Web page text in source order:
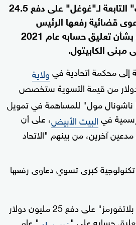
وافقت شركة "يوتيوب" التابعة لـ"غوغل" على دفع 24.5
قضائية رفعها الرئيس
الأميركي دونالد ترامب بشأن تعليق حسابه عام 2021
محكمة اتحادية فيولاية
دولار من قيمة التسوية ستخصص
مول" للمساهمة في تمويل
فيالبيت الأبيض، على أن
آخرين، من بينهم "الاتحاد
كبرى تسوي دعاوى رفعها
ففي يناير، وافقت "ميتا بلاتفورمز" على دفع 25 مليون دولار
حسابه على "
" عام